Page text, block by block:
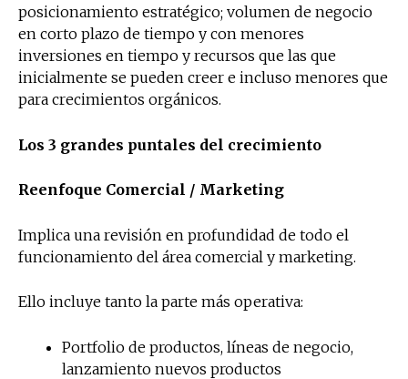
posicionamiento estratégico; volumen de negocio
en corto plazo de tiempo y con menores
inversiones en tiempo y recursos que las que
inicialmente se pueden creer e incluso menores que
para crecimientos orgánicos.
Los 3 grandes puntales del crecimiento
Reenfoque Comercial / Marketing
Implica una revisión en profundidad de todo el
funcionamiento del área comercial y marketing.
Ello incluye tanto la parte más operativa:
Portfolio de productos, líneas de negocio,
lanzamiento nuevos productos